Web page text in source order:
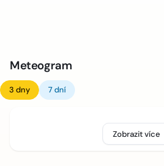
Meteogram
3 dny 7 dní
Zobrazit více